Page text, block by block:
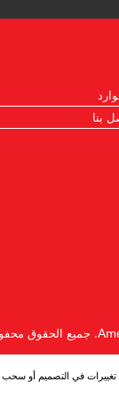
بنا
جميع الحقوق